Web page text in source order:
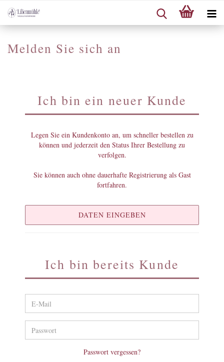
Melden Sie sich an
Ich bin ein neuer Kunde
Legen Sie ein Kundenkonto an, um schneller bestellen zu
können und jederzeit den Status Ihrer Bestellung zu
verfolgen.
Sie können auch ohne dauerhafte Registrierung als Gast
fortfahren.
DATEN EINGEBEN
Ich bin bereits Kunde
Passwort vergessen?